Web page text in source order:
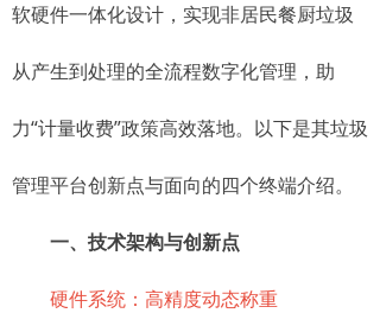
软硬件一体化设计，实现非居民餐厨垃圾
从产生到处理的全流程数字化管理，助
力“计量收费”政策高效落地。以下是其垃圾
管理平台创新点与面向的四个终端介绍。
一、技术架构与创新点​​
​​硬件系统：高精度动态称重​​